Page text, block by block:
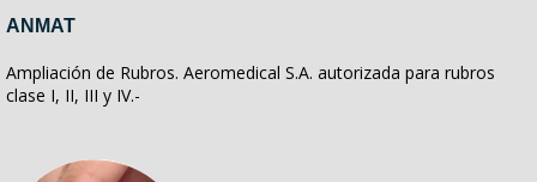
ANMAT
Ampliación de Rubros. Aeromedical S.A. autorizada para rubros
clase I, II, III y IV.-